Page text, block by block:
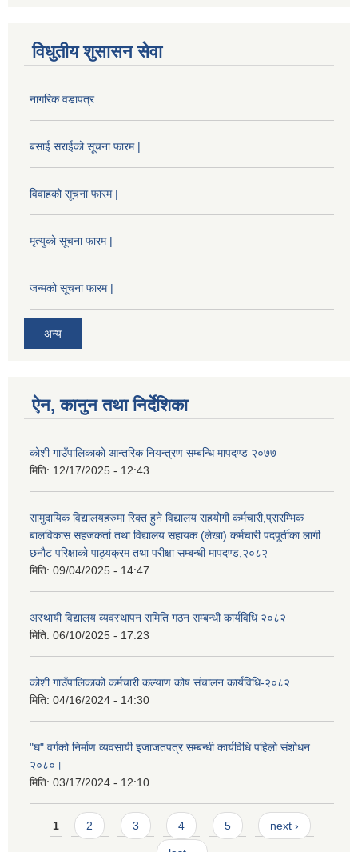
विधुतीय शुसासन सेवा
नागरिक वडापत्र
बसाई सराईको सूचना फारम |
विवाहको सूचना फारम |
मृत्युको सूचना फारम |
जन्मको सूचना फारम |
अन्य
ऐन, कानुन तथा निर्देशिका
कोशी गाउँपालिकाको आन्तरिक नियन्त्रण सम्बन्धि मापदण्ड २०७७
मिति: 12/17/2025 - 12:43
सामुदायिक विद्यालयहरुमा रिक्त हुने विद्यालय सहयोगी कर्मचारी,प्रारम्भिक
बालविकास सहजकर्ता तथा विद्यालय सहायक (लेखा) कर्मचारी पदपूर्तीका लागी
छनौट परिक्षाको पाठ्यक्रम तथा परीक्षा सम्बन्धी मापदण्ड,२०८२
मिति: 09/04/2025 - 14:47
अस्थायी विद्यालय व्यवस्थापन समिति गठन सम्बन्धी कार्यविधि २०८२
मिति: 06/10/2025 - 17:23
कोशी गाउँपालिकाको कर्मचारी कल्याण कोष संचालन कार्यविधि-२०८२
मिति: 04/16/2024 - 14:30
"घ" वर्गको निर्माण व्यवसायी इजाजतपत्र सम्बन्धी कार्यविधि पहिलो संशोधन
२०८०।
मिति: 03/17/2024 - 12:10
Pages
1 2 3 4 5 next ›